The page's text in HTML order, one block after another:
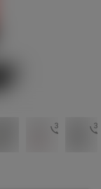
3d_rotation